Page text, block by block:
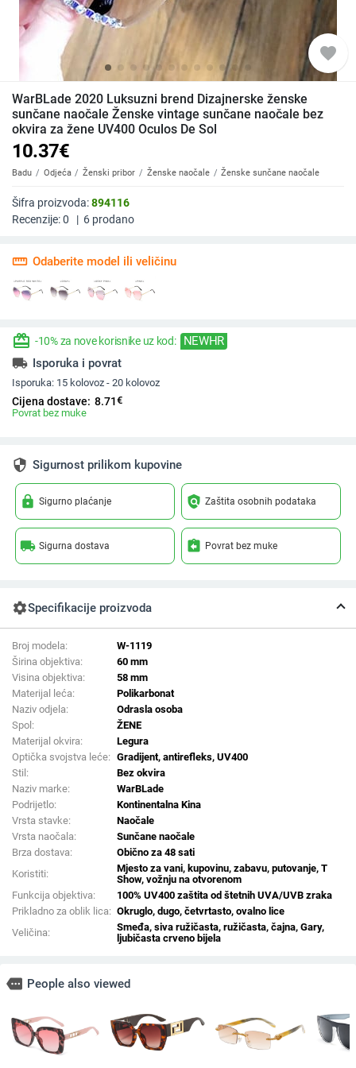
favorite
WarBLade 2020 Luksuzni brend Dizajnerske ženske
sunčane naočale Ženske vintage sunčane naočale bez
okvira za žene UV400 Oculos De Sol
10.37€
Badu Odjeća Ženski pribor Ženske naočale Ženske sunčane naočale
Šifra proizvoda:894116
Recenzije:0 | 6 prodano
straighten Odaberite model ili veličinu
redeem -10% za nove korisnike uz kod: NEWHR
local_shipping Isporuka i povrat
Isporuka: 15 kolovoz - 20 kolovoz
Cijena dostave: 8.71€
Povrat bez muke
security Sigurnost prilikom kupovine
lock Sigurno plaćanje policy Zaštita osobnih podataka
local_shipping Sigurna dostava assignment_return Povrat bez muke
settingsSpecifikacije proizvoda
Broj modela:
W-1119
Širina objektiva:
60 mm
Visina objektiva:
58 mm
Materijal leća:
Polikarbonat
Naziv odjela:
Odrasla osoba
Spol:
ŽENE
Materijal okvira:
Legura
Optička svojstva leće: Gradijent, antirefleks, UV400
Stil:
Bez okvira
Naziv marke:
WarBLade
Podrijetlo:
Kontinentalna Kina
Vrsta stavke:
Naočale
Vrsta naočala:
Sunčane naočale
Brza dostava:
Obično za 48 sati
Koristiti:
Mjesto za vani, kupovinu, zabavu, putovanje, T
Show, vožnju na otvorenom
Funkcija objektiva:
100% UV400 zaštita od štetnih UVA/UVB zraka
Prikladno za oblik lica: Okruglo, dugo, četvrtasto, ovalno lice
Veličina:
Smeđa, siva ružičasta, ružičasta, čajna, Gary,
ljubičasta crveno bijela
more People also viewed